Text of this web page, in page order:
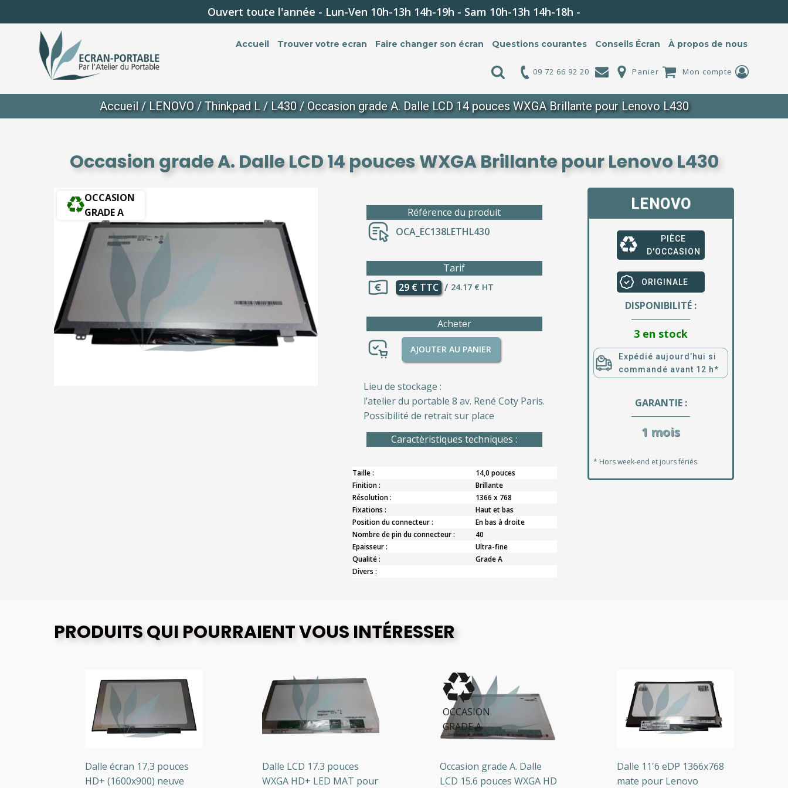
Ouvert toute l'année - Lun-Ven 10h-13h 14h-19h - Sam 10h-13h 14h-18h -
Accueil Trouver votre ecran Faire changer son écran Questions courantes Conseils Écran À propos de nous
09 72 66 92 20 Panier Mon compte
Accueil/ LENOVO/ Thinkpad L/ L430/ Occasion grade A. Dalle LCD 14 pouces WXGA Brillante pour Lenovo L430
Occasion grade A. Dalle LCD 14 pouces WXGA Brillante pour Lenovo L430
OCCASION
GRADE A
Référence du produit
OCA_EC138LETHL430
Tarif
29 € TTC / 24.17 € HT
Acheter
AJOUTER AU PANIER
Lieu de stockage :
l’atelier du portable 8 av. René Coty Paris.
Possibilité de retrait sur place
Caractèristiques techniques :
Taille :
14,0 pouces
Finition :
Brillante
Résolution :
1366 x 768
Fixations :
Haut et bas
Position du connecteur :
En bas à droite
Nombre de pin du connecteur :
40
Epaisseur :
Ultra-fine
Qualité :
Grade A
Divers :
LENOVO
PIÈCE
D'OCCASION
ORIGINALE
DISPONIBILITÉ :
3 en stock
Expédié aujourd’hui si
commandé avant 12 h*
GARANTIE :
1 mois
* Hors week-end et jours fériés
PRODUITS QUI POURRAIENT VOUS INTÉRESSER
Dalle écran 17,3 pouces
HD+ (1600x900) neuve
Dalle LCD 17.3 pouces
WXGA HD+ LED MAT pour
OCCASION
GRADE A
Occasion grade A. Dalle
LCD 15.6 pouces WXGA HD
Dalle 11'6 eDP 1366x768
mate pour Lenovo